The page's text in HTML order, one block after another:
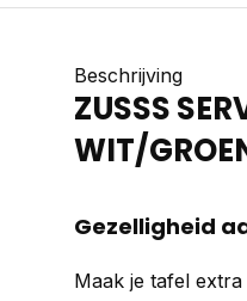
Beschrijving
ZUSSS
WIT/
Gezelligheid
Maak je tafel